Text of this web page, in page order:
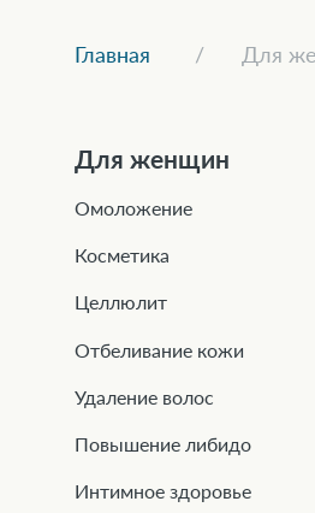
Главная Для
Для женщин
Омоложение
Косметика
Целлюлит
Отбеливание кожи
Удаление волос
Повышение либидо
Интимное здоровье